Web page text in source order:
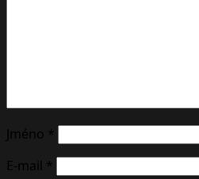
Jméno *
E-mail *